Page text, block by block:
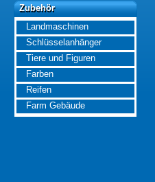
Zubehör
Zubehör
Landmaschinen
Schlüsselanhänger
Tiere und Figuren
Farben
Reifen
Farm Gebäude